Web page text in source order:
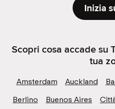
Inizia
Scopri cosa accade su
tua
Amsterdam Auckland
Berlino
Buenos Aires